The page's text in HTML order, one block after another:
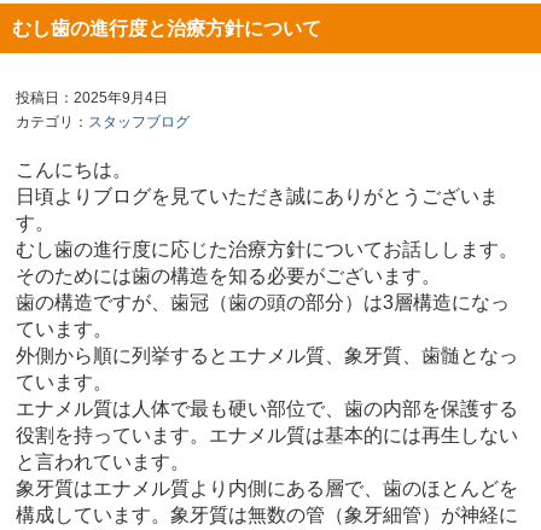
むし歯の進行度と治療方針について
投稿日：2025年9月4日
カテゴリ： スタッフブログ
こんにちは。
日頃よりブログを見ていただき誠にありがとうございま
す。
むし歯の進行度に応じた治療方針についてお話しします。
そのためには歯の構造を知る必要がございます。
歯の構造ですが、歯冠（歯の頭の部分）は3層構造になっ
ています。
外側から順に列挙するとエナメル質、象牙質、歯髄となっ
ています。
エナメル質は人体で最も硬い部位で、歯の内部を保護する
役割を持っています。エナメル質は基本的には再生しない
と言われています。
象牙質はエナメル質より内側にある層で、歯のほとんどを
構成しています。象牙質は無数の管（象牙細管）が神経に